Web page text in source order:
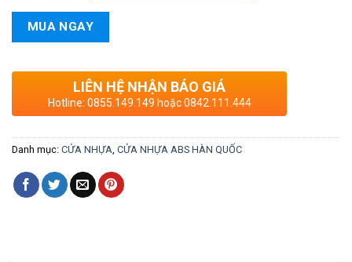
MUA NGAY
LIÊN HỆ NHẬN BÁO GIÁ
Hotline: 0855.149.149 hoặc 0842.111.444
Danh mục: CỬA NHỰA CỬA NHỰA ABS HÀN QUỐC